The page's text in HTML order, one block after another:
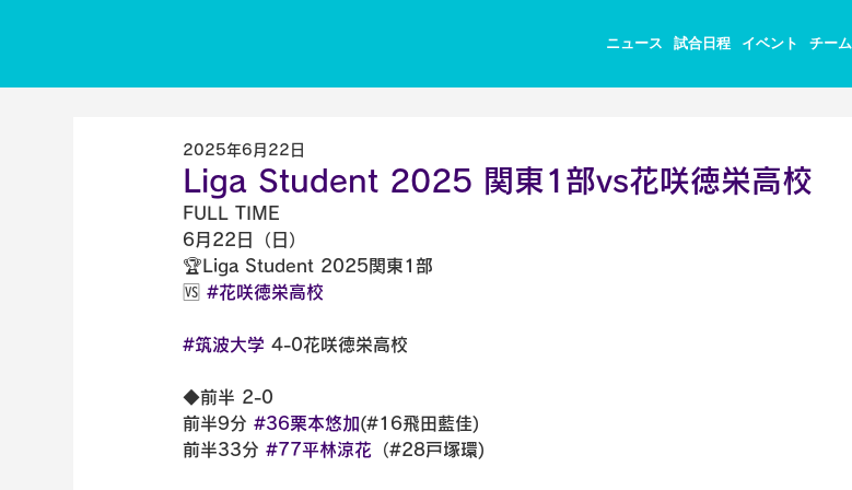
ニュース 試合日程 イベント チーム
Liga Student 2025 関東1部vs花咲徳栄高校
2025年6月22日
FULL TIME
6月22日（日）
🏆Liga Student 2025関東1部
🆚 #花咲徳栄高校
#筑波大学 4-0花咲徳栄高校
◆前半 2-0
前半9分 #36栗本悠加(#16飛田藍佳)
前半33分 #77平林涼花 （#28戸塚環)